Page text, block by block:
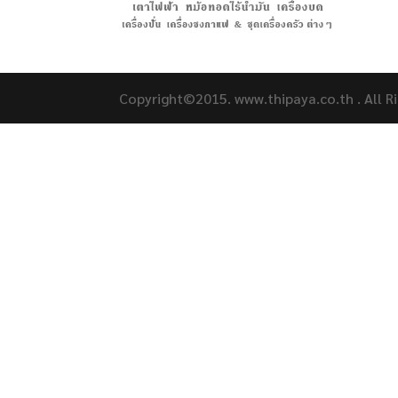
Copyright©2015. www.thipaya.co.th . All